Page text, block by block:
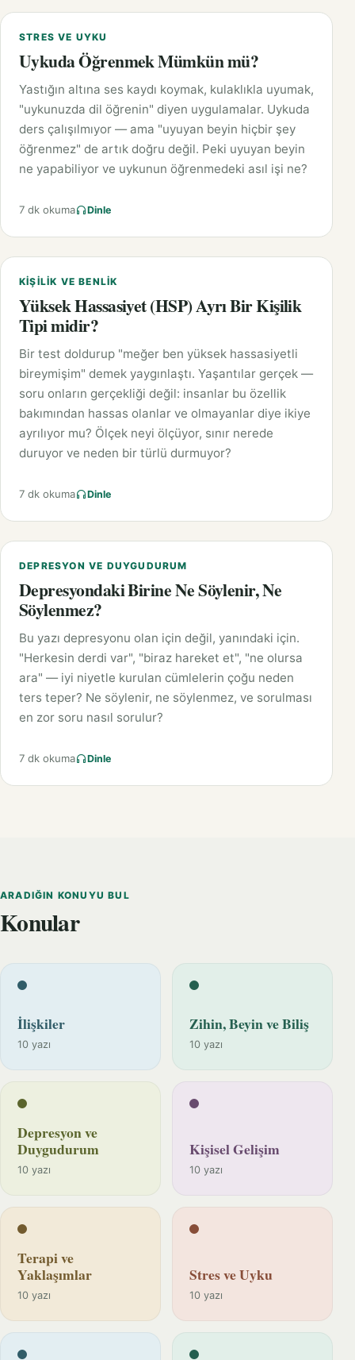
STRES VE UYKU
Uykuda Öğrenmek Mümkün mü?
Yastığın altına ses kaydı koymak, kulaklıkla uyumak,
"uykunuzda dil öğrenin" diyen uygulamalar. Uykuda
ders çalışılmıyor — ama "uyuyan beyin hiçbir şey
öğrenmez" de artık doğru değil. Peki uyuyan beyin
ne yapabiliyor ve uykunun öğrenmedeki asıl işi ne?
7 dk okuma Dinle
KIŞILIK VE BENLIK
Yüksek Hassasiyet (HSP) Ayrı Bir Kişilik
Tipi midir?
Bir test doldurup "meğer ben yüksek hassasiyetli
bireymişim" demek yaygınlaştı. Yaşantılar gerçek —
soru onların gerçekliği değil: insanlar bu özellik
bakımından hassas olanlar ve olmayanlar diye ikiye
ayrılıyor mu? Ölçek neyi ölçüyor, sınır nerede
duruyor ve neden bir türlü durmuyor?
7 dk okuma Dinle
DEPRESYON VE DUYGUDURUM
Depresyondaki Birine Ne Söylenir, Ne
Söylenmez?
Bu yazı depresyonu olan için değil, yanındaki için.
"Herkesin derdi var", "biraz hareket et", "ne olursa
ara" — iyi niyetle kurulan cümlelerin çoğu neden
ters teper? Ne söylenir, ne söylenmez, ve sorulması
en zor soru nasıl sorulur?
7 dk okuma Dinle
ARADIĞIN KONUYU BUL
Konular
İlişkiler
10 yazı
Zihin, Beyin ve Biliş
10 yazı
Depresyon ve
Duygudurum
10 yazı
Kişisel Gelişim
10 yazı
Terapi ve
Yaklaşımlar
10 yazı
Stres ve Uyku
10 yazı